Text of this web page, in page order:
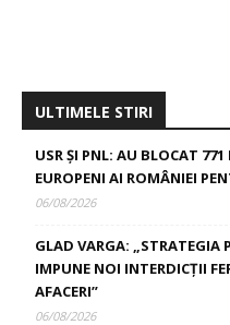
ULTIMELE STIRI
USR ȘI PNL: AU BLOCAT
EUROPENI AI ROMÂNIEI
06/08/2026
GLAD VARGA: „STRATEGIA
IMPUNE NOI INTERDICȚII
AFACERI”
06/08/2026